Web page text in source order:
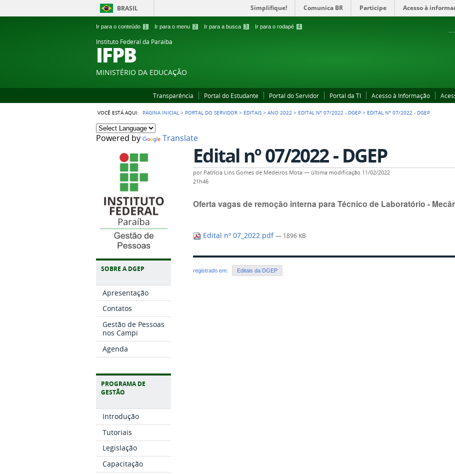
BRASIL Simplifique! Comunica BR Participe Acesso à
Ir para o conteúdo 1 Ir para o menu 2 Ir para a busca 3 Ir para o rodapé 4
Instituto Federal da Paraiba
IFPB
MINISTÉRIO DA EDUCAÇÃO
Transparência Portal do Estudante Portal do Servidor Portal da TI Acesso à Informação
VOCÊ ESTÁ AQUI: PÁGINA INICIAL > PORTAL DO SERVIDOR > EDITAIS >ANO 2022 > EDITAL Nº 07/2022 - DGEP > EDITAL Nº 07/2022 - DGEP
Powered by Translate
SOBRE A DGEP
Apresentação
Contatos
Gestão de Pessoas
nos Campi
Agenda
PROGRAMA DE
GESTÃO
Introdução
Tutoriais
Legislação
Capacitação
Edital nº 07/2022 - DGEP
por Patrícia Lins Gomes de Medeiros Mota — última modificação 11/02/2022
21h46
Oferta vagas de remoção interna para Técnico de Laboratório -
Edital nº 07_2022.pdf— 1896 KB
registrado em: Editais da DGEP